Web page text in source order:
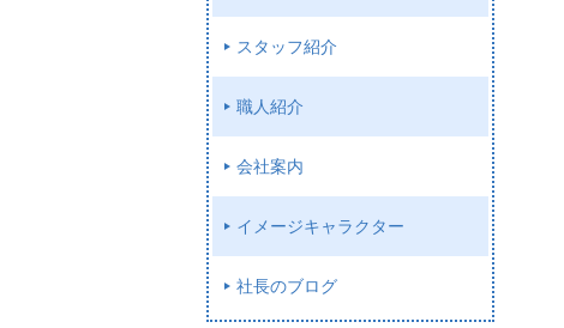
スタッフ紹介
職人紹介
会社案内
イメージキャラクター
社長のブログ